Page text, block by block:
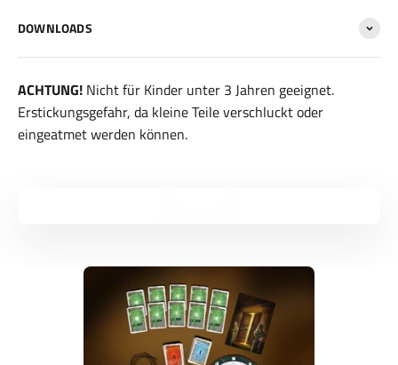
DOWNLOADS
ACHTUNG! Nicht für Kinder unter 3 Jahren geeignet.
Erstickungsgefahr, da kleine Teile verschluckt oder
eingeatmet werden können.